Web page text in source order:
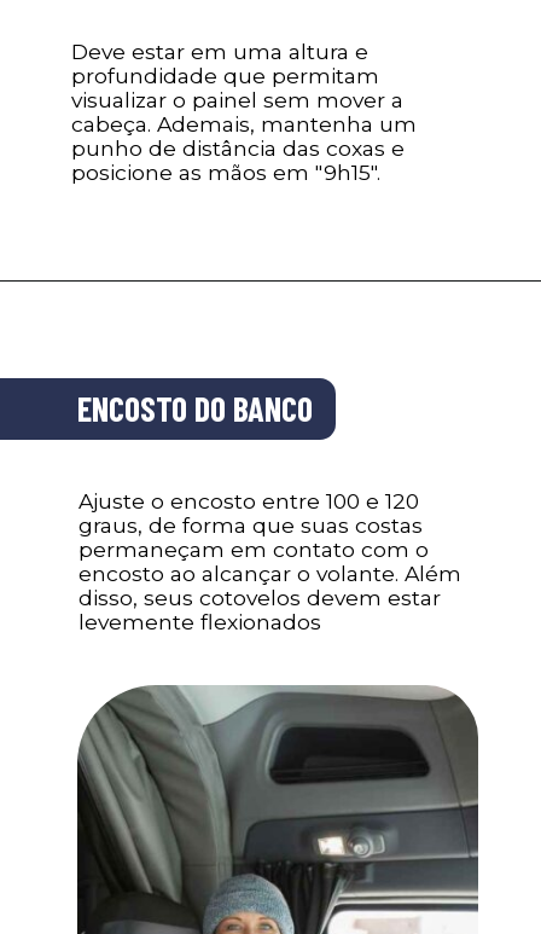
Deve estar em uma altura e
profundidade que permitam
visualizar o painel sem mover a
cabeça. Ademais, mantenha um
punho de distância das coxas e
posicione as mãos em "9h15".
Ajuste o encosto entre 100 e 120
graus, de forma que suas costas
permaneçam em contato com o
encosto ao alcançar o volante. Além
disso, seus cotovelos devem estar
levemente flexionados
ENCOSTO DO BANCO